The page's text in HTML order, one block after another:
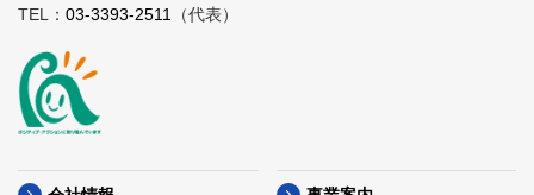
TEL： 03-3393-2511 （代表）